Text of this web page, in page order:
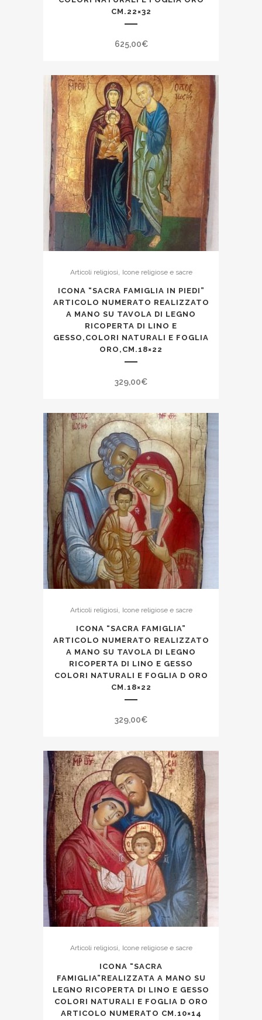
CM.22×32
625,00€
Articoli religiosi Icone religiose e sacre
ICONA “SACRA FAMIGLIA IN PIEDI”
ARTICOLO NUMERATO REALIZZATO
A MANO SU TAVOLA DI LEGNO
RICOPERTA DI LINO E
GESSO,COLORI NATURALI E FOGLIA
ORO,CM.18×22
329,00€
Articoli religiosi Icone religiose e sacre
ICONA “SACRA FAMIGLIA”
ARTICOLO NUMERATO REALIZZATO
A MANO SU TAVOLA DI LEGNO
RICOPERTA DI LINO E GESSO
COLORI NATURALI E FOGLIA D ORO
CM.18×22
329,00€
Articoli religiosi Icone religiose e sacre
ICONA “SACRA
FAMIGLIA”REALIZZATA A MANO SU
LEGNO RICOPERTA DI LINO E GESSO
COLORI NATURALI E FOGLIA D ORO
ARTICOLO NUMERATO CM.10×14